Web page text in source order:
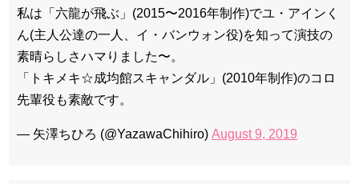
私は「六龍が飛ぶ」(2015〜2016年制作)でユ・アインく
ん(主人公達の一人、イ・バンウォン役)を知って演技の
素晴らしさハマりました〜。
「トキメキ☆成均館スキャンダル」(2010年制作)のコロ
先輩役も素敵です。
— 矢澤ちひろ (@YazawaChihiro) August 9, 2019